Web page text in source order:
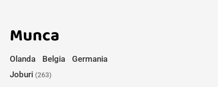
Munca
Olanda Belgia
Germania
Joburi (263)